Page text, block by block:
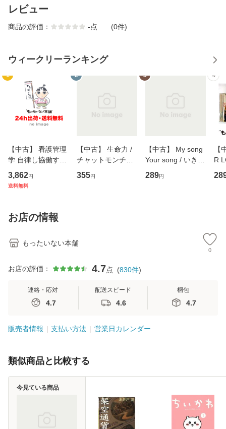
レビュー
商品の評価： -点 (0件)
ウィークリーランキング
1
【中古】 看護管理
学 自律し協働する
専門職の看護マネ
ジメントスキル 改
恵 藤本幸三 / 南江
堂 [単行
3,862円
送料無料
2
【中古】 生命力 /
チャットモンチー /
キューンレコード
[CD]【メール便送
355円
3
【中古】 My song
Your song / いきも
のがかり / [CD]
【メール便送料無
289円
4
【
R
産
お店の情報
もったいない本舗
0
お店の評価： 4.7点 (830件)
連絡・応対
4.7
配送スピード
4.6
梱包
4.7
販売者情報 支払い方法 営業日カレンダー
類似商品と比較する
今見ている商品